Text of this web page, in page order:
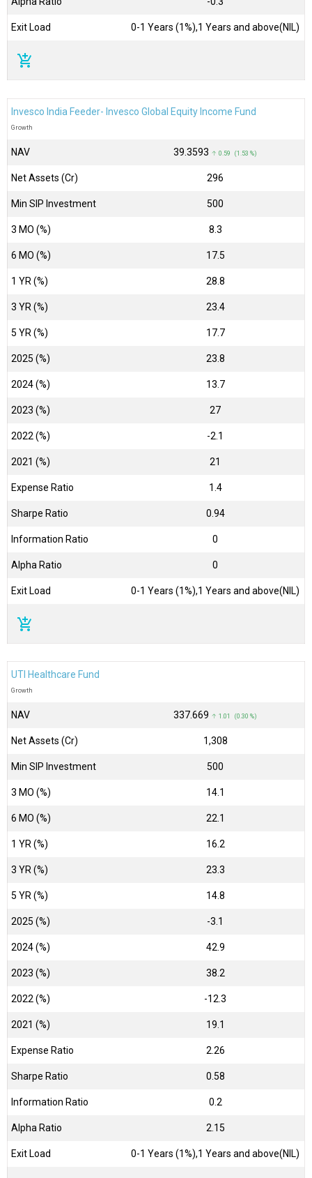
Exit Load 0-1 Years (1%),1 Years and above(NIL)
add_shopping_cart
Invesco India Feeder- Invesco Global Equity Income Fund
Growth
NAV ₹39.3593 ↑ 0.59 (1.53 %)
Net Assets (Cr) ₹296
Min SIP Investment 500
3 MO (%) 8.3
6 MO (%) 17.5
1 YR (%) 28.8
3 YR (%) 23.4
5 YR (%) 17.7
2025 (%) 23.8
2024 (%) 13.7
2023 (%) 27
2022 (%) -2.1
2021 (%) 21
Expense Ratio 1.4
Sharpe Ratio 0.94
Information Ratio 0
Alpha Ratio 0
Exit Load 0-1 Years (1%),1 Years and above(NIL)
add_shopping_cart
UTI Healthcare Fund
Growth
NAV ₹337.669 ↑ 1.01 (0.30 %)
Net Assets (Cr) ₹1,308
Min SIP Investment 500
3 MO (%) 14.1
6 MO (%) 22.1
1 YR (%) 16.2
3 YR (%) 23.3
5 YR (%) 14.8
2025 (%) -3.1
2024 (%) 42.9
2023 (%) 38.2
2022 (%) -12.3
2021 (%) 19.1
Expense Ratio 2.26
Sharpe Ratio 0.58
Information Ratio 0.2
Alpha Ratio 2.15
Exit Load 0-1 Years (1%),1 Years and above(NIL)